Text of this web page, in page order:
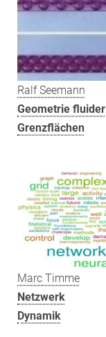
Ralf Seemann
Geometrie fluider
Grenzflächen
Marc Timme
Netzwerk
Dynamik